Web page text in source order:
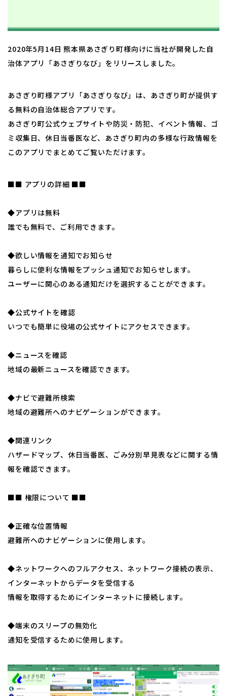
2020年5月14日 熊本県あさぎり町様向けに当社が開発した自
治体アプリ「あさぎりなび」をリリースしました。
あさぎり町様アプリ「あさぎりなび」は、あさぎり町が提供す
る無料の自治体総合アプリです。
あさぎり町公式ウェブサイトや防災・防犯、イベント情報、ゴ
ミ収集日、休日当番医など、あさぎり町内の多様な行政情報を
このアプリでまとめてご覧いただけます。
■■ アプリの詳細 ■■
◆アプリは無料
誰でも無料で、ご利用できます。
◆欲しい情報を通知でお知らせ
暮らしに便利な情報をプッシュ通知でお知らせします。
ユーザーに関心のある通知だけを選択することができます。
◆公式サイトを確認
いつでも簡単に役場の公式サイトにアクセスできます。
◆ニュースを確認
地域の最新ニュースを確認できます。
◆ナビで避難所検索
地域の避難所へのナビゲーションができます。
◆関連リンク
ハザードマップ、休日当番医、ごみ分別早見表などに関する情
報を確認できます。
■■ 権限について ■■
◆正確な位置情報
避難所へのナビゲーションに使用します。
◆ネットワークへのフルアクセス、ネットワーク接続の表示、
インターネットからデータを受信する
情報を取得するためにインターネットに接続します。
◆端末のスリープの無効化
通知を受信するために使用します。